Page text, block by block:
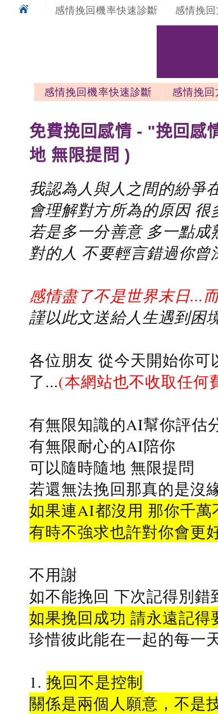
感情挽回機率快速診斷 感情挽
感情挽回機率快速診斷
感情挽
免費挽回感情 - "挽回感
地 無限提問 )
我認為人與人之間的紛爭
會理解對方所為的原因
若是多一分善意 多一點
對的人 不要輕言錯過你曾
感情盡了不是世界末日...
謹以此文送給人生遇到困
各位朋友 從今天開始你
了...(本網站也不收取任何
有無限知識的AI幫你評估
有無限耐心的AI陪你
可以隨時隨地 無限提問
若還無法挽回那真的是沒
如果連AI都沒用 那你千
有時不強求也許對你會更
不用謝
如不能挽回 下次記得別錯
如果挽回成功 請永遠記得
珍惜彼此能在一起的每一
1.挽回不是控制
關係是兩個人願意，不是